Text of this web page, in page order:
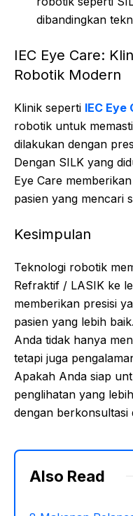
dibandingkan
IEC Eye Care:
Robotik Modern
Klinik seperti IEC Eye
robotik untuk
dilakukan dengan
Dengan SILK yang
Eye Care
pasien yang mencari
Kesimpulan
Teknologi robotik
Refraktif / LASIK ke
memberikan presisi
pasien yang lebih
Anda tidak hanya
tetapi juga
Apakah Anda siap
penglihatan yang
dengan berkonsultasi
Also Read